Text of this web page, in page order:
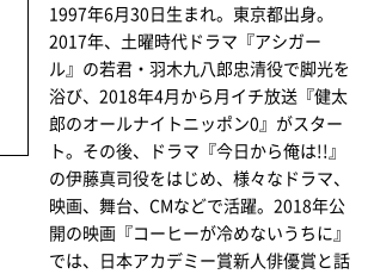
1997年6月30日生まれ。東京都出身。
2017年、土曜時代ドラマ『アシガー
ル』の若君・羽木九八郎忠清役で脚光を
浴び、2018年4月から月イチ放送『健太
郎のオールナイトニッポン0』がスター
ト。その後、ドラマ『今日から俺は!!』
の伊藤真司役をはじめ、様々なドラマ、
映画、舞台、CMなどで活躍。2018年公
開の映画『コーヒーが冷めないうちに』
では、日本アカデミー賞新人俳優賞と話